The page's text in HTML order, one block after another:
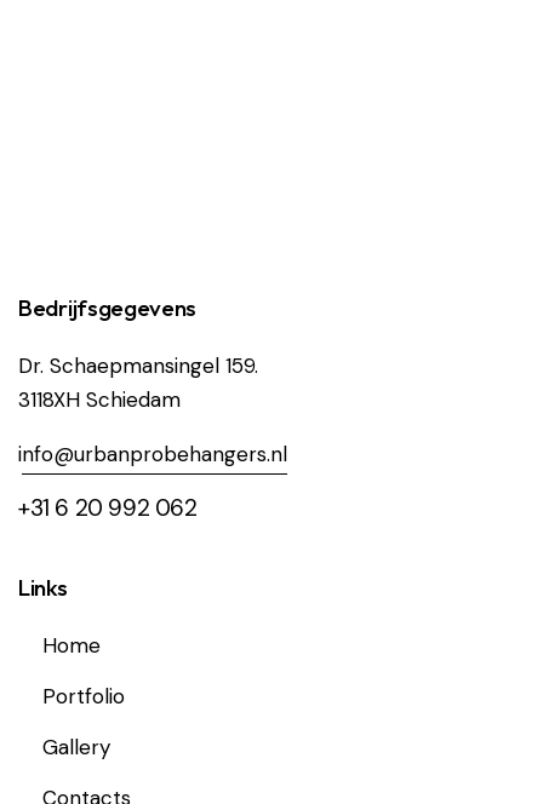
Bedrijfsgegevens
Dr. Schaepmansingel 159.
3118XH Schiedam
info@urbanprobehangers.nl
+31 6 20 992 062
Links
Home
Portfolio
Gallery
Contacts